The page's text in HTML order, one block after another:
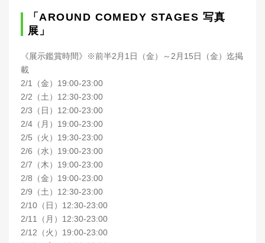
「AROUND COMEDY STAGES 写真
展」
《展示鑑賞時間》※前半2月1日（金）～2月15日（金）迄掲
載
2/1（金）19:00-23:00
2/2（土）12:30-23:00
2/3（日）12:00-23:00
2/4（月）19:00-23:00
2/5（火）19:30-23:00
2/6（水）19:00-23:00
2/7（木）19:00-23:00
2/8（金）19:00-23:00
2/9（土）12:30-23:00
2/10（日）12:30-23:00
2/11（月）12:30-23:00
2/12（火）19:00-23:00